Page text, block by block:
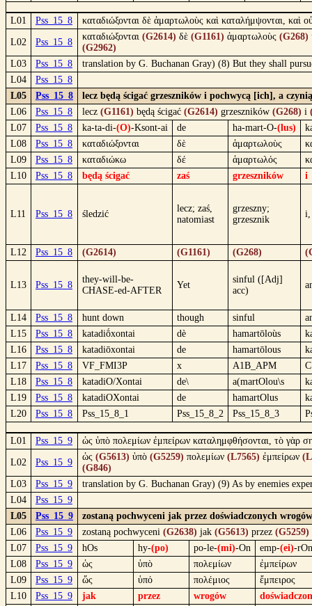
L01 Pss_15_8 καταδιώξονται δὲ ἁμαρτωλοὺς καὶ καταλήμψονται, καὶ
L02 Pss_15_8
καταδιώξονται (G2614) δὲ (G1161) ἁμαρτωλοὺς (G268)
(G2962)
L03
Pss_15_8
translation by G. Buchanan Gray) (8) But they shall
L04
Pss_15_8
L05
Pss_15_8
lecz będą ścigać grzeszników i pochwycą [ich], a
L06
Pss_15_8 lecz (G1161) będą ścigać (G2614) grzeszników (G268) i
L07
Pss_15_8 ka-ta-di-(O)-Ksont-ai de ha-mart-O-(lus)
L08
Pss_15_8 καταδιώξονται δὲ ἁμαρτωλοὺς
L09
Pss_15_8 καταδιώκω δέ ἁμαρτωλός
L10
Pss_15_8 będą ścigać zaś grzeszników i
L11 Pss_15_8 śledzić
lecz; zaś,
natomiast
grzeszny;
grzesznik
i,
L12 Pss_15_8 (G2614) (G1161) (G268)
L13 Pss_15_8
they-will-be-
CHASE-ed-AFTER
Yet
sinful ([Adj]
acc)
L14 Pss_15_8 hunt down though sinful
L15
Pss_15_8 katadiṓxontai dè hamartōloùs
L16
Pss_15_8 katadiōxontai de hamartōlous
L17
Pss_15_8 VF_FMI3P x A1B_APM
C
L18
Pss_15_8 katadiO/Xontai de\ a(martOlou\s
L19
Pss_15_8 katadiOXontai de hamartOlus
L20
Pss_15_8 Pss_15_8_1 Pss_15_8_2 Pss_15_8_3
L01 Pss_15_9 ὡς ὑπὸ πολεμίων ἐμπείρων καταλημφθήσονται, τὸ γὰρ
L02 Pss_15_9
ὡς (G5613) ὑπὸ (G5259) πολεμίων (L7565) ἐμπείρων
(G846)
L03
Pss_15_9
translation by G. Buchanan Gray) (9) As by enemies
L04
Pss_15_9
L05
Pss_15_9
zostaną pochwyceni jak przez doświadczonych
L06
Pss_15_9 zostaną pochwyceni (G2638) jak (G5613) przez (G5259)
L07
Pss_15_9 hOs hy-(po) po-le-(mi)-On emp-(ei)-rOn
L08
Pss_15_9 ὡς ὑπὸ πολεμίων
ἐμπείρων
L09
Pss_15_9 ὥς ὑπό πολέμιος
ἔμπειρος
L10
Pss_15_9 jak przez wrogów